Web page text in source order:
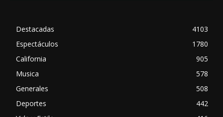
Destacadas
4103
Espectáculos
1780
California
905
Musica
578
Generales
508
Deportes
442